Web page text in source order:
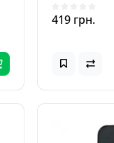
419 грн.